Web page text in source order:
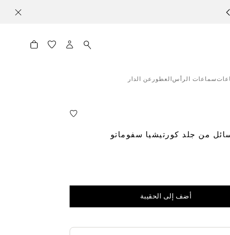
سماعات الرأس العطور عن الدار
من جلد كورتيشيا سفوماتو
أضف إلى الحقيبة